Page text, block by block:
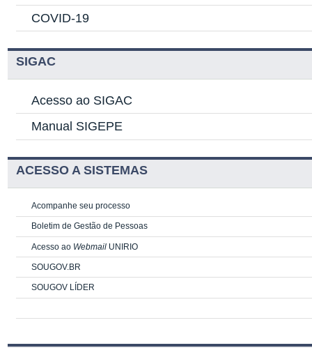
COVID-19
SIGAC
Acesso ao SIGAC
Manual SIGEPE
ACESSO A SISTEMAS
Acompanhe seu processo
Boletim de Gestão de Pessoas
Acesso ao Webmail UNIRIO
SOUGOV.BR
SOUGOV LÍDER